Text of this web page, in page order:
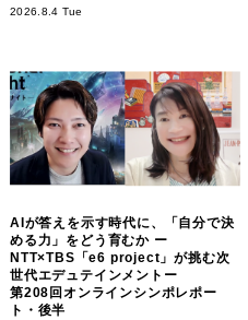
2026.8.4 Tue
AIが答えを示す時代に、「自分で決
める力」をどう育むか ー
NTT×TBS「e6 project」が挑む次
世代エデュテインメントー
第208回オンラインシンポレポー
ト・後半